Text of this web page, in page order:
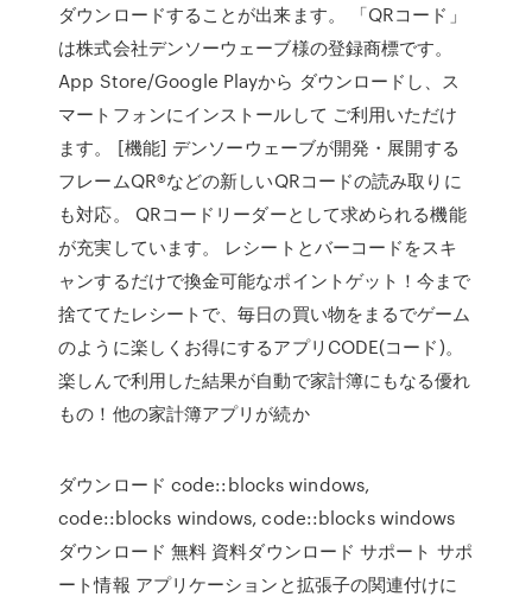
ダウンロードすることが出来ます。 「QRコード」
は株式会社デンソーウェーブ様の登録商標です。
App Store/Google Playから ダウンロードし、ス
マートフォンにインストールして ご利用いただけ
ます。 [機能] デンソーウェーブが開発・展開する
フレームQR®などの新しいQRコードの読み取りに
も対応。 QRコードリーダーとして求められる機能
が充実しています。 レシートとバーコードをスキ
ャンするだけで換金可能なポイントゲット！今まで
捨ててたレシートで、毎日の買い物をまるでゲーム
のように楽しくお得にするアプリCODE(コード)。
楽しんで利用した結果が自動で家計簿にもなる優れ
もの！他の家計簿アプリが続か
ダウンロード code::blocks windows,
code::blocks windows, code::blocks windows
ダウンロード 無料 資料ダウンロード サポート サポ
ート情報 アプリケーションと拡張子の関連付けに